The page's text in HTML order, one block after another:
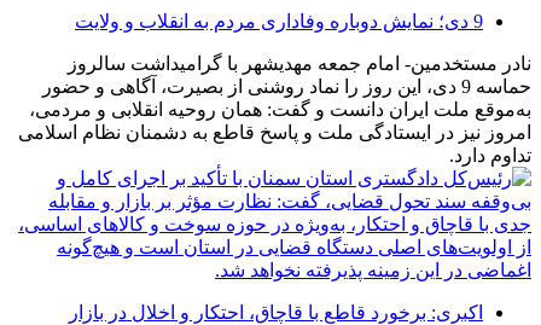
9 دی؛ نمایش دوباره وفاداری مردم به انقلاب و ولایت
نادر مستخدمین- امام جمعه مهدیشهر با گرامیداشت سالروز
حماسه 9 دی، این روز را نماد روشنی از بصیرت، آگاهی و حضور
به‌موقع ملت ایران دانست و گفت: همان روحیه انقلابی و مردمی،
امروز نیز در ایستادگی ملت و پاسخ قاطع به دشمنان نظام اسلامی
تداوم دارد.
اکبری: برخورد قاطع با قاچاق، احتکار و اخلال در بازار